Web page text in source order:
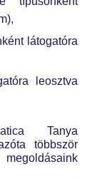
látogatóra
leosztva
Tanya
többször